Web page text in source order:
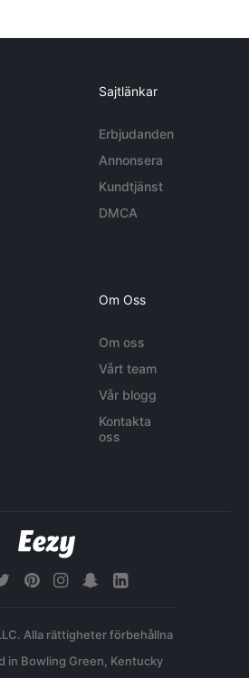
Sajtlänkar
Erbjudanden
Annonsera
Kundtjänst
DMCA
Om Oss
Om oss
Vårt team
Vår blogg
Kontakta
oss
Alla rättigheter förbehållna